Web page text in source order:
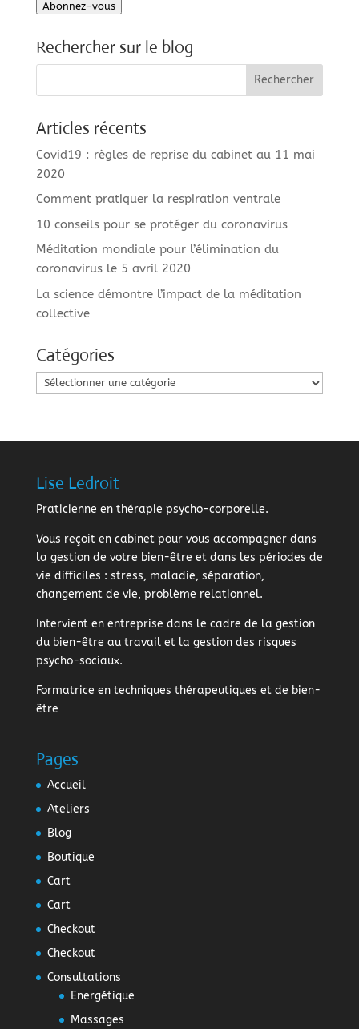
mail
Abonnez-vous
Rechercher sur le blog
Articles récents
Covid19 : règles de reprise du cabinet au 11 mai
2020
Comment pratiquer la respiration ventrale
10 conseils pour se protéger du coronavirus
Méditation mondiale pour l’élimination du
coronavirus le 5 avril 2020
La science démontre l’impact de la méditation
collective
Catégories
Catégories
Lise Ledroit
Praticienne en thérapie psycho-corporelle.
Vous reçoit en cabinet pour vous accompagner dans
la gestion de votre bien-être et dans les périodes de
vie difficiles : stress, maladie, séparation,
changement de vie, problème relationnel.
Intervient en entreprise dans le cadre de la gestion
du bien-être au travail et la gestion des risques
psycho-sociaux.
Formatrice en techniques thérapeutiques et de bien-
être
Pages
Accueil
Ateliers
Blog
Boutique
Cart
Cart
Checkout
Checkout
Consultations
Energétique
Massages